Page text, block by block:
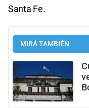
Santa Fe.
MIRÁ TAMBIÉN